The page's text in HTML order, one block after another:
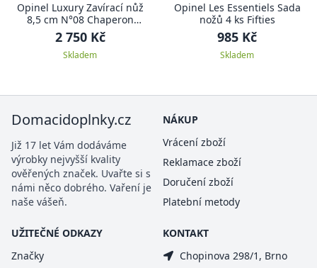
Opinel Luxury Zavírací nůž
8,5 cm N°08 Chaperon
LUXURY
2 750 Kč
Skladem
Opinel Les Essentiels Sada
nožů 4 ks Fifties
985 Kč
Skladem
Domacidoplnky.cz
Již 17 let Vám dodáváme
výrobky nejvyšší kvality
ověřených značek. Uvařte si s
námi něco dobrého. Vaření je
naše vášeň.
NÁKUP
Vrácení zboží
Reklamace zboží
Doručení zboží
Platební metody
UŽITEČNÉ ODKAZY
Značky
KONTAKT
Chopinova 298/1, Brno